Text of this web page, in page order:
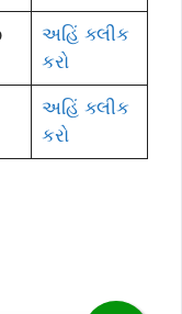
અહિં ક્લીક
કરો
અહિં ક્લીક
કરો